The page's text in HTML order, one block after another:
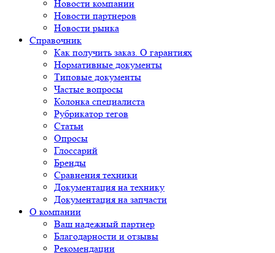
Новости компании
Новости партнеров
Новости рынка
Справочник
Как получить заказ. О гарантиях
Нормативные документы
Типовые документы
Частые вопросы
Колонка специалиста
Рубрикатор тегов
Статьи
Опросы
Глоссарий
Бренды
Сравнения техники
Документация на технику
Документация на запчасти
О компании
Ваш надежный партнер
Благодарности и отзывы
Рекомендации